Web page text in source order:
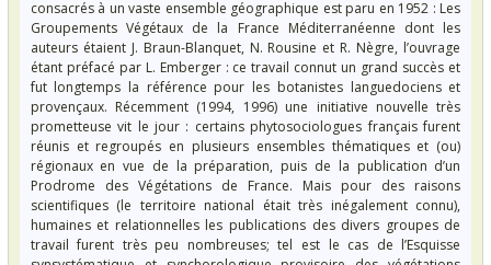
consacrés à un vaste ensemble géographique est paru en 1952 : Les
Groupements Végétaux de la France Méditerranéenne dont les
auteurs étaient J. Braun-Blanquet, N. Rousine et R. Nègre, l’ouvrage
étant préfacé par L. Emberger : ce travail connut un grand succès et
fut longtemps la référence pour les botanistes languedociens et
provençaux. Récemment (1994, 1996) une initiative nouvelle très
prometteuse vit le jour : certains phytosociologues français furent
réunis et regroupés en plusieurs ensembles thématiques et (ou)
régionaux en vue de la préparation, puis de la publication d’un
Prodrome des Végétations de France. Mais pour des raisons
scientifiques (le territoire national était très inégalement connu),
humaines et relationnelles les publications des divers groupes de
travail furent très peu nombreuses; tel est le cas de l’Esquisse